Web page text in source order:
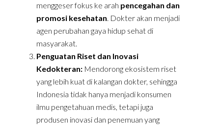
menggeser fokus ke arah pencegahan dan
promosi kesehatan. Dokter akan menjadi
agen perubahan gaya hidup sehat di
masyarakat.
Penguatan Riset dan Inovasi
Kedokteran: Mendorong ekosistem riset
yang lebih kuat di kalangan dokter, sehingga
Indonesia tidak hanya menjadi konsumen
ilmu pengetahuan medis, tetapi juga
produsen inovasi dan penemuan yang